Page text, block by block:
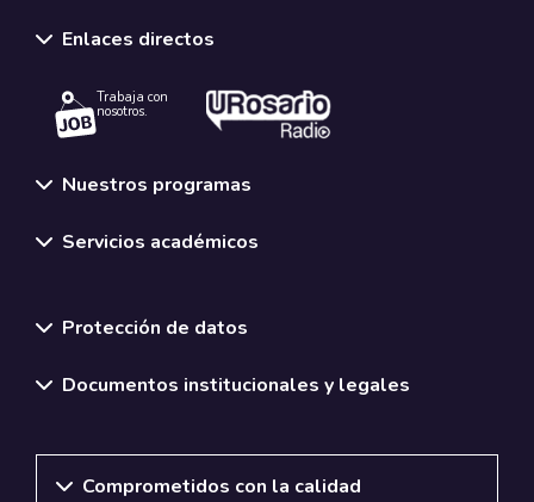
Enlaces directos
Trabaja con
nosotros.
Nuestros programas
Servicios académicos
Protección de datos
Documentos institucionales y legales
Comprometidos con la calidad